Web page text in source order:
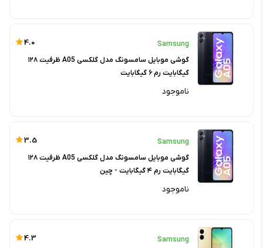
Samsung
4.0
گوشی موبایل سامسونگ مدل گلکسی A05 ظرفیت ۱۲۸
گیگابایت رم ۶ گیگابایت
ناموجود
Samsung
3.5
گوشی موبایل سامسونگ مدل گلکسی A05 ظرفیت ۱۲۸
گیگابایت رم ۴ گیگابایت - چین
ناموجود
Samsung
4.3